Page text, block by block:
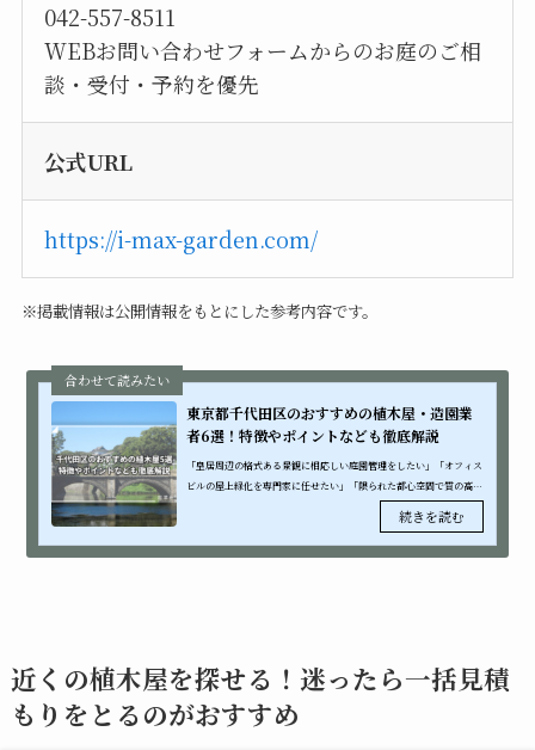
042-557-8511
WEBお問い合わせフォームからのお庭のご相
談・受付・予約を優先
公式URL
https://i-max-garden.com/
※掲載情報は公開情報をもとにした参考内容です。
東京都千代田区のおすすめの植木屋・造園業
者6選！特徴やポイントなども徹底解説
「皇居周辺の格式ある景観に相応しい庭園管理をしたい」「オフィス
ビルの屋上緑化を専門家に任せたい」「限られた都心空間で質の高い
緑化を実現したい」このような都心ならではの特別なニーズをお持ち
近くの植木屋を探せる！迷ったら一括見積
もりをとるのがおすすめ